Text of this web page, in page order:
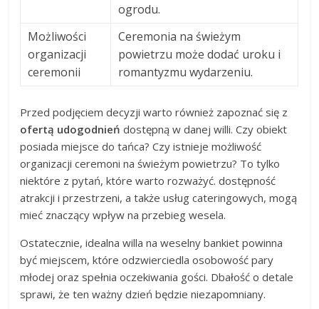
ogrodu.
Możliwości
organizacji
ceremonii
Ceremonia na świeżym
powietrzu może dodać uroku i
romantyzmu wydarzeniu.
Przed podjęciem decyzji warto również zapoznać się z
ofertą udogodnień dostępną w danej willi. Czy obiekt
posiada miejsce do tańca? Czy istnieje możliwość
organizacji ceremoni na świeżym powietrzu? To tylko
niektóre z pytań, które warto rozważyć. dostępność
atrakcji i przestrzeni, a także usług cateringowych, mogą
mieć znaczący wpływ na przebieg wesela.
Ostatecznie, idealna willa na weselny bankiet powinna
być miejscem, które odzwierciedla osobowość pary
młodej oraz spełnia oczekiwania gości. Dbałość o detale
sprawi, że ten ważny dzień będzie niezapomniany.